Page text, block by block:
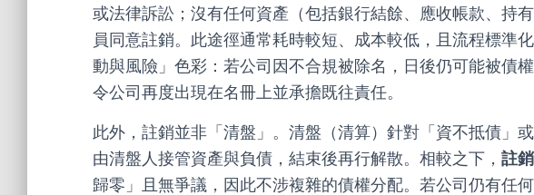
或法律訴訟；沒有任何資產（包括銀行結餘、應收帳款、持
員同意註銷。此途徑通常耗時較短、成本較低，且流程標準化
動與風險」色彩：若公司因不合規被除名，日後仍可能被債
令公司再度出現在名冊上並承擔既往責任。
此外，註銷並非「清盤」。清盤（清算）針對「資不抵債」
由清盤人接管資產與負債，結束後再行解散。相較之下， 註
歸零」且無爭議，因此不涉複雜的債權分配。若公司仍有任